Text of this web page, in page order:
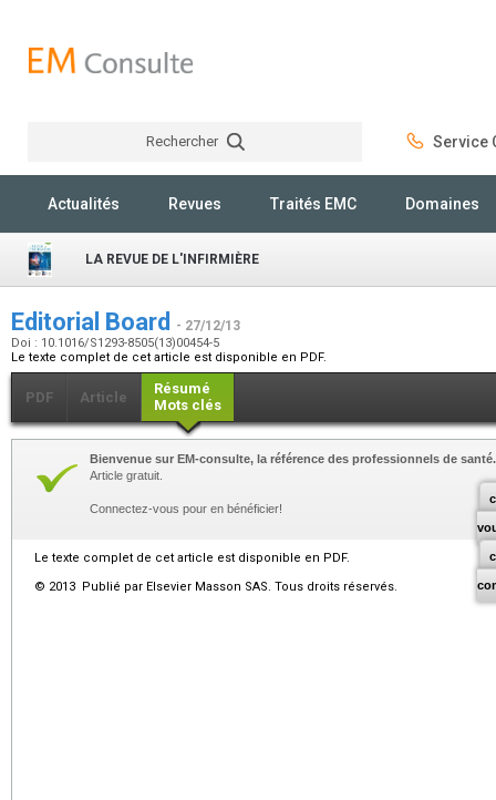
Rechercher Service
Actualités Revues Traités EMC Domaines
LA REVUE DE L'INFIRMIÈRE
Editorial Board - 27/12/13
Doi : 10.1016/S1293-8505(13)00454-5
Le texte complet de cet article est disponible en PDF.
PDF Article
Résumé
Mots clés
Bienvenue sur EM-consulte, la référence des professionnels de santé.
Article gratuit.
Connectez-vous pour en bénéficier!
Le texte complet de cet article est disponible en PDF.
© 2013 Publié par Elsevier Masson SAS. Tous droits réservés.